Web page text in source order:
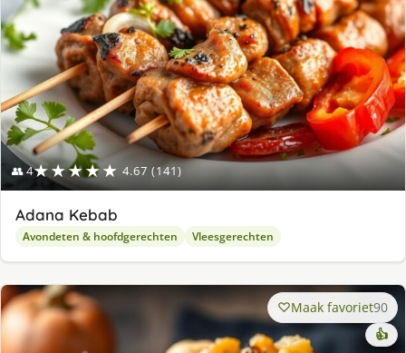
👥 4★★★★★ 4.67 (141)
Adana Kebab
Avondeten & hoofdgerechten Vleesgerechten
Maak favoriet90
👍